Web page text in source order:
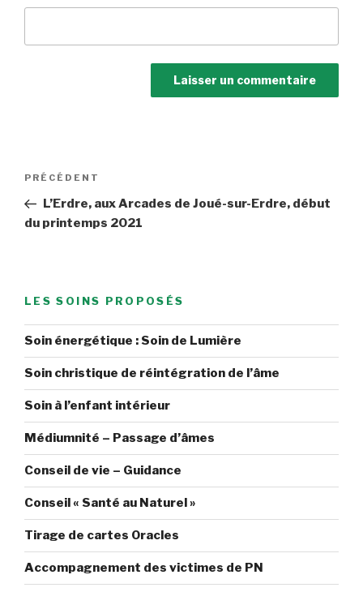
Navigation
l’article
Article
précédent
PRÉCÉDENT
L’Erdre, aux Arcades de Joué-sur-Erdre, début
du printemps 2021
LES SOINS PROPOSÉS
Soin énergétique : Soin de Lumière
Soin christique de réintégration de l’âme
Soin à l’enfant intérieur
Médiumnité – Passage d’âmes
Conseil de vie – Guidance
Conseil « Santé au Naturel »
Tirage de cartes Oracles
Accompagnement des victimes de PN